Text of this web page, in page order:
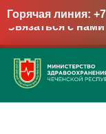
Горячая линия:
Связаться с нами
→